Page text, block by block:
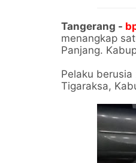
Tangerang -
menangkap
Panjang.
Pelaku
Tigaraksa,